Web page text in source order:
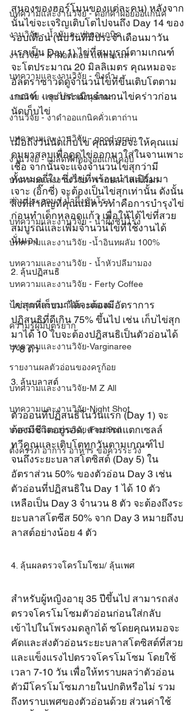
บทความและงานวิจัย - ดอกคำฝอยออแกนิค
งานวิจัย - น้ำมันละหุ่งออแกนิค
งานวิจัย - ผ้าคอตตอน แฟลนเนล
บทความและงานวิจัย - ขิงดำ
งานวิจัย - ซุปไก่ดำตังกุยสดฯ
งานวิจัย - งาดำออแกนิคคั่วเตาถ่าน
บทความและงานวิจัย - good-grain
งานวิจัย - เมล็ดฟักทองออแกนิคอบ
บทความและงานวิจัย - รากปลาไหลเผือก
ส่วนประกอบ - น้ำผึ้งชันโรง
บทความและงานวิจัย - น้ำผึ้งชันโรง
บทความและงานวิจัย -น้ำอินทผลัม 100%
บทความและงานวิจัย - น้ำหัวปลีมามอง
บทความและงานวิจัย - Ferty Coffee
บความและงานวิจัย- นมแพะ
ความรู้ผู้มีบุตรยาก
บทความและงานวิจัย-Varginaree
รายงานผลตัวอ่อนของครูก้อย
บทความและงานวิจัย-M Z All
บทความและงานวิจัย-Night Shot
บทความและงานวิจัย-Ferti9oil
ตั้งครรภ์ อาการ อาหาร ข้อควรระวัง
สนองของฮอร์โมนของแต่ละคน) หลังจาก
นั้นไข่จะเจริญเติบโตไปจนถึง Day 14 ของ
รอบเดือน (นับวันที่มีประจำเดือนมาวัน
แรกเป็น Day 1) ไข่ที่สมบูรณ์ตามเกณฑ์
จะโตประมาณ 20 มิลลิเมตร คุณหมอจะ
อัลตราซาวด์ดูจำนวนไข่ที่ขึ้นเติบโตตาม
เกณฑ์  และประเมินจำนวนไข่คร่าวก่อน
นัดเก็บไข่
เมื่อถึงวันนัดเก็บไข่ คุณหมอจะให้คุณแม่
ดมยาสลบเพื่อดูดไข่ออกมาใส่ในจานเพาะ
เชื้อ จากนั้นจะแจ้งจำนวนไข่สุกว่ามี
ทั้งหมดกี่ใบ ซึ่งไข่ที่พร้อมนำสเปิร์มมา
เจาะ (อิ๊กซี่) จะต้องเป็นไข่สุกเท่านั้น ดังนั้น
สิ่งที่สำคัญที่คุณแม่ควรทำคือการบำรุงไข่
ก่อนทำเด็กหลอดแก้ว เพื่อให้ได้ไข่ที่สวย
สมบูรณ์และเพิ่มจำนวนไข่ที่ใช้งานได้
นั่นเอง
2. ลุ้นปฏิสนธิ
ไข่สุกที่เก็บมาได้จะต้องมีอัตราการ
ปฏิสนธิที่ดีเกิน 75% ขึ้นไป เช่น เก็บไข่สุก
มาได้ 10 ใบจะต้องปฎิสนธิเป็นตัวอ่อนได้
7-8 ตัว
3. ลุ้นบลาสต์
ตัวอ่อนที่ปฏิสนธิในวันแรก (Day 1) จะ
ต้องมีชีวิตอยู่รอด, สามารถแตกเซลล์
ทวีคูณและเติบโตทุกวันตามเกณฑ์ไป
จนถึงระยะบลาสโตซิสต์ (Day 5) ใน
อัตราส่วน 50% ของตัวอ่อน Day 3 เช่น
ตัวอ่อนที่ปฏิสนธิใน Day 1 ได้ 10 ตัว
เหลือเป็น Day 3 จำนวน 8 ตัว จะต้องถึงระ
ยะบลาสโตซีส 50% จาก Day 3 หมายถึงบ
ลาสต์อย่างน้อย 4 ตัว
4. ลุ้นผลตรวจโครโมโซม/ ลุ้นเพศ
สำหรับผู้หญิงอายุ 35 ปีขึ้นไป สามารถส่ง
ตรวจโครโมโซมตัวอ่อนก่อนใส่กลับ
เข้าไปในโพรงมดลูกได้ ซโดยคุณหมอจะ
คัดและส่งตัวอ่อนระยะบลาสโตซิสต์ที่สวย
และแข็งแรงไปตรวจโครโมโซม โดยใช้
เวลา 7-10 วัน เพื่อให้ทราบผลว่าตัวอ่อน
ตัวมีโครโมโซมภายในปกติหรือไม่ รวม
ถึงทราบเพศของตัวอ่อนด้วย ส่วนค่าใช้